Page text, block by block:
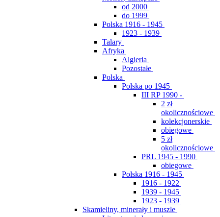
od 2000
do 1999
Polska 1916 - 1945
1923 - 1939
Talary
Afryka
Algieria
Pozostałe
Polska
Polska po 1945
III RP 1990 -
2 zł
okolicznościowe
kolekcjonerskie
obiegowe
5 zł
okolicznościowe
PRL 1945 - 1990
obiegowe
Polska 1916 - 1945
1916 - 1922
1939 - 1945
1923 - 1939
Skamieliny, minerały i muszle